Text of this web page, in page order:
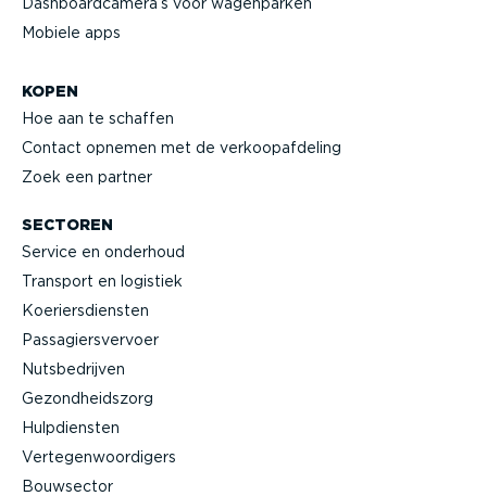
Mobiele apps
KOPEN
Hoe aan te schaffen
Contact opnemen met de verkoop­af­deling
Zoek een partner
SECTOREN
Service en onderhoud
Transport en logistiek
Koeriers­diensten
Passa­giers­vervoer
Nutsbe­drijven
Gezond­heidszorg
Hulpdiensten
Verte­gen­woor­digers
Bouwsector